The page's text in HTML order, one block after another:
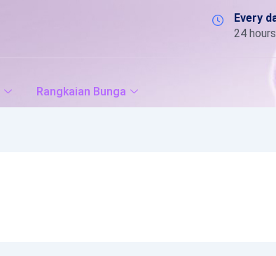
Every
24 hours
Rangkaian Bunga